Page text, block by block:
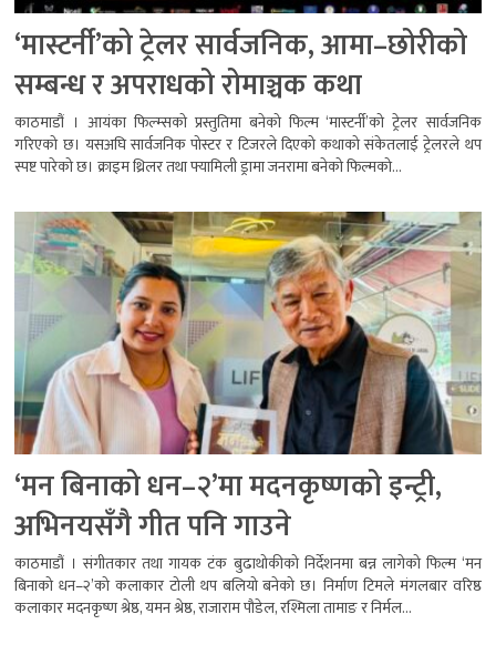
‘मास्टर्नी’को ट्रेलर सार्वजनिक, आमा–छोरीको
सम्बन्ध र अपराधको रोमाञ्चक कथा
काठमाडौं । आयंका फिल्म्सको प्रस्तुतिमा बनेको फिल्म ‘मास्टर्नी’को ट्रेलर सार्वजनिक
गरिएको छ। यसअघि सार्वजनिक पोस्टर र टिजरले दिएको कथाको संकेतलाई ट्रेलरले थप
स्पष्ट पारेको छ। क्राइम थ्रिलर तथा फ्यामिली ड्रामा जनरामा बनेको फिल्मको...
‘मन बिनाको धन–२’मा मदनकृष्णको इन्ट्री,
अभिनयसँगै गीत पनि गाउने
काठमाडौं । संगीतकार तथा गायक टंक बुढाथोकीको निर्देशनमा बन्न लागेको फिल्म ‘मन
बिनाको धन–२’को कलाकार टोली थप बलियो बनेको छ। निर्माण टिमले मंगलबार वरिष्ठ
कलाकार मदनकृष्ण श्रेष्ठ, यमन श्रेष्ठ, राजाराम पौडेल, रश्मिला तामाङ र निर्मल...